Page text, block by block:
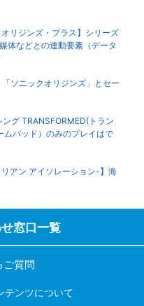
リジンズ・プラス】シリーズ
体などとの連動要素（データ
ソニックオリジンズ」とセー
ング TRANSFORMED(トラン
ムパッド）のみのプレイはで
アン アイソレーション-】海
窓口一覧
ご質問
テンツについて